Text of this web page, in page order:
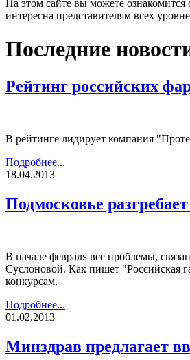
На этом сайте вы можете
интересна представителям всех
Последние
Рейтинг российских
В рейтинге лидирует компания
Подробнее...
18.04.2013
Подмосковье
В начале февраля все проблемы,
Суслоновой. Как пишет "Российская
конкурсам.
Подробнее...
01.02.2013
Минздрав предлагает